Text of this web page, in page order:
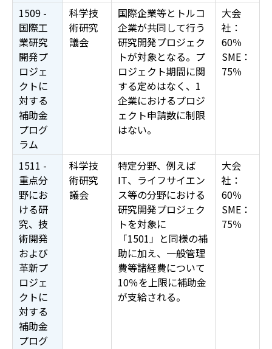
1509 -
国際工
業研究
開発プ
ロジェ
クトに
対する
補助金
プログ
ラム
科学技
術研究
議会
国際企業等とトルコ
企業が共同して行う
研究開発プロジェク
トが対象となる。プ
ロジェクト期間に関
する定めはなく、1
企業におけるプロジ
ェクト申請数に制限
はない。
大会
社：
60％
SME：
75％
1511 -
重点分
野にお
ける研
究、技
術開発
および
革新プ
ロジェ
クトに
対する
補助金
プログ
科学技
術研究
議会
特定分野、例えば
IT、ライフサイエン
ス等の分野における
研究開発プロジェク
トを対象に
「1501」と同様の補
助に加え、一般管理
費等諸経費について
10％を上限に補助金
が支給される。
大会
社：
60％
SME：
75％